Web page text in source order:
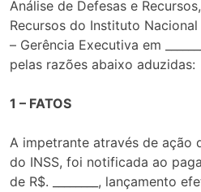
Análise de Defesas e
Recursos do Instituto
– Gerência Executiva em
pelas razões abaixo aduzidas:
1 – FATOS
A impetrante através de ação
do INSS, foi notificada ao
de R$. ________, lançamento